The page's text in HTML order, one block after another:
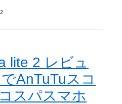
lite 2 レビュ
AnTuTuスコ
スパスマホ